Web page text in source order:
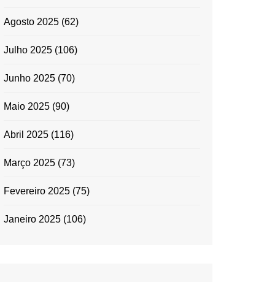
Agosto 2025 (62)
Julho 2025 (106)
Junho 2025 (70)
Maio 2025 (90)
Abril 2025 (116)
Março 2025 (73)
Fevereiro 2025 (75)
Janeiro 2025 (106)